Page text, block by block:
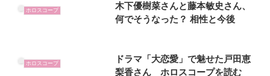
ホロスコープ
木下優樹菜さんと藤本敏史さん、
何でそうなった？ 相性と今後
ホロスコープ
ドラマ「大恋愛」で魅せた戸田恵
梨香さん ホロスコープを読む